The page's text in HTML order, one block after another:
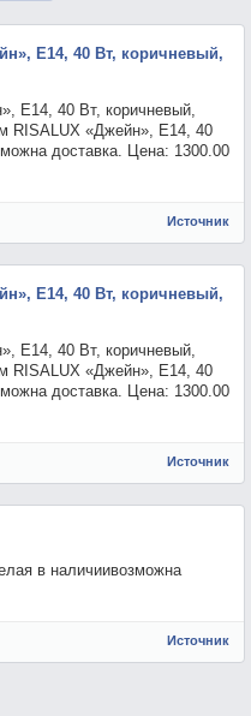
Е14, 40 Вт, коричневый,
Е14, 40 Вт, коричневый,
RISALUX «Джейн», Е14, 40
доставка. Цена: 1300.00
Источник
Е14, 40 Вт, коричневый,
Е14, 40 Вт, коричневый,
RISALUX «Джейн», Е14, 40
доставка. Цена: 1300.00
Источник
в наличиивозможна
Источник